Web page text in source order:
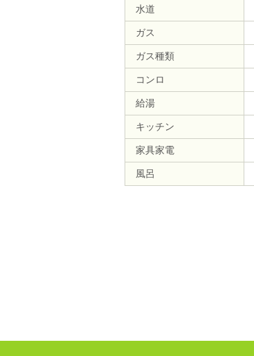
水道
ガス
ガス種類
コンロ
給湯
キッチン
家具家電
風呂